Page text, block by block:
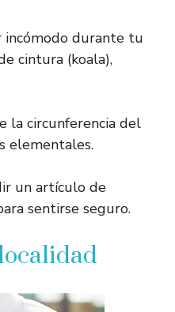
incómodo durante tu
cintura (koala),
la circunferencia del
elementales.
un artículo de
sentirse seguro.